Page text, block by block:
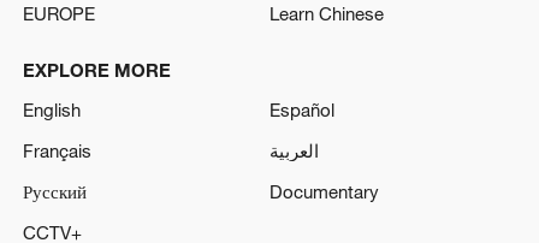
EUROPE
Learn Chinese
EXPLORE MORE
English
Español
Français
العربية
Русский
Documentary
CCTV+